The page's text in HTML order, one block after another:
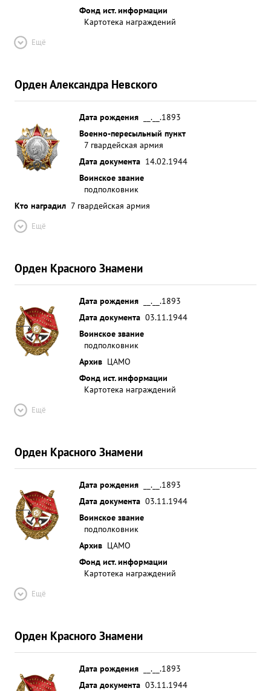
Фонд ист. информации
Картотека награждений
Ещё
Орден Александра Невского
Дата рождения
__.__.1893
Военно-пересыльный пункт
7 гвардейская армия
Дата документа 14.02.1944
Воинское звание
подполковник
Кто наградил 7 гвардейская армия
Ещё
Орден Красного Знамени
Дата рождения
__.__.1893
Дата документа 03.11.1944
Воинское звание
подполковник
Архив ЦАМО
Фонд ист. информации
Картотека награждений
Ещё
Орден Красного Знамени
Дата рождения
__.__.1893
Дата документа 03.11.1944
Воинское звание
подполковник
Архив ЦАМО
Фонд ист. информации
Картотека награждений
Ещё
Орден Красного Знамени
Дата рождения
__.__.1893
Дата документа 03.11.1944